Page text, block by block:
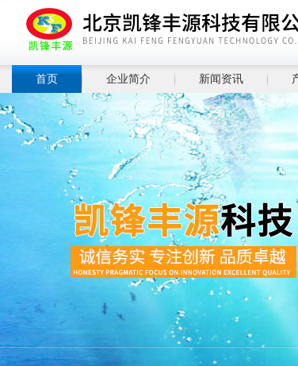
首页 企业简介 新闻资讯